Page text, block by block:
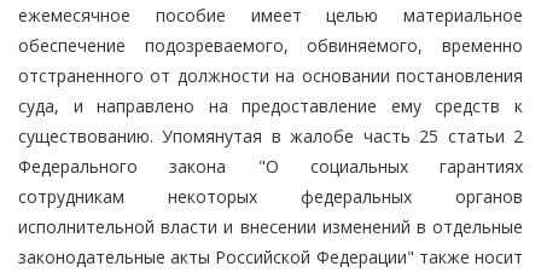
ежемесячное пособие имеет целью материальное
обеспечение подозреваемого, обвиняемого, временно
отстраненного от должности на основании постановления
суда, и направлено на предоставление ему средств к
существованию. Упомянутая в жалобе часть 25 статьи 2
Федерального закона "О социальных гарантиях
сотрудникам некоторых федеральных органов
исполнительной власти и внесении изменений в отдельные
законодательные акты Российской Федерации" также носит